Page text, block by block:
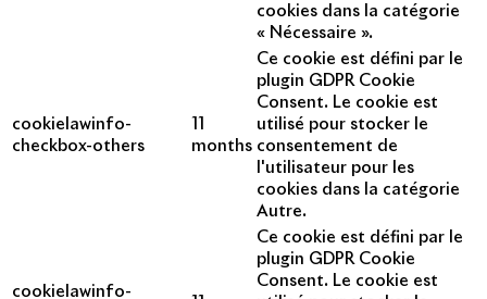
cookies dans la catégorie
« Nécessaire ».
cookielawinfo-
checkbox-others
months
Ce cookie est défini par le
plugin GDPR Cookie
Consent. Le cookie est
utilisé pour stocker le
consentement de
l'utilisateur pour les
cookies dans la catégorie
Autre.
cookielawinfo-
Ce cookie est défini par le
plugin GDPR Cookie
Consent. Le cookie est